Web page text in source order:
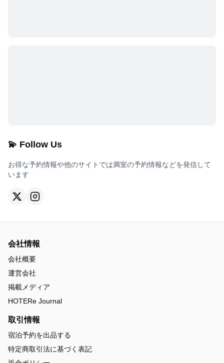
💫 Follow Us
お得な予約情報や他のサイトでは満室の予約情報などを発信して
います
会社情報
会社概要
運営会社
掲載メディア
HOTERe Journal
取引情報
宿泊予約を出品する
特定商取引法に基づく表記